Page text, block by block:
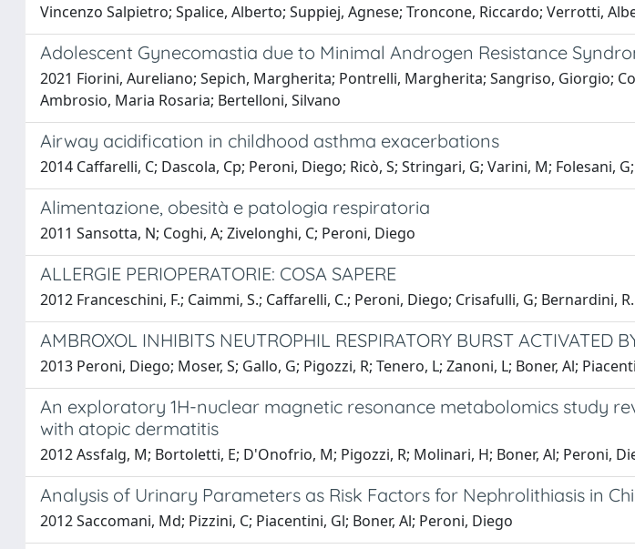
Vincenzo Salpietro; Spalice, Alberto; Suppiej, Agnese; Troncone, Riccardo; Verrotti,
Adolescent Gynecomastia due to Minimal Androgen Resistance
2021 Fiorini, Aureliano; Sepich, Margherita; Pontrelli, Margherita; Sangriso, Giorgio;
Ambrosio, Maria Rosaria; Bertelloni, Silvano
Airway acidification in childhood asthma exacerbations
2014 Caffarelli, C; Dascola, Cp; Peroni, Diego; Ricò, S; Stringari, G; Varini, M; Folesani,
Alimentazione, obesità e patologia respiratoria
2011 Sansotta, N; Coghi, A; Zivelonghi, C; Peroni, Diego
ALLERGIE PERIOPERATORIE: COSA SAPERE
2012 Franceschini, F.; Caimmi, S.; Caffarelli, C.; Peroni, Diego; Crisafulli, G; Bernardini, R.
AMBROXOL INHIBITS NEUTROPHIL RESPIRATORY BURST ACTIVATED
2013 Peroni, Diego; Moser, S; Gallo, G; Pigozzi, R; Tenero, L; Zanoni, L; Boner, Al;
An exploratory 1H-nuclear magnetic resonance metabolomics study
with atopic dermatitis
2012 Assfalg, M; Bortoletti, E; D'Onofrio, M; Pigozzi, R; Molinari, H; Boner, Al; Peroni,
Analysis of Urinary Parameters as Risk Factors for Nephrolithiasis in
2012 Saccomani, Md; Pizzini, C; Piacentini, Gl; Boner, Al; Peroni, Diego